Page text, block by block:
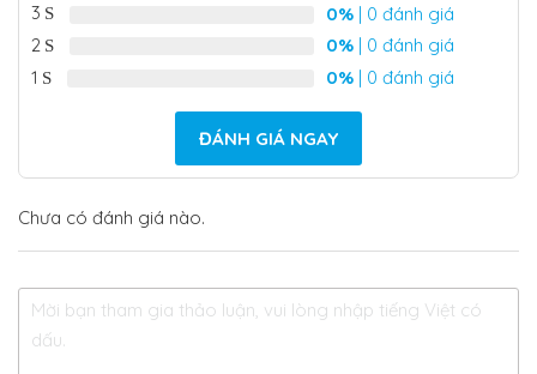
3
0% | 0 đánh giá
2
0% | 0 đánh giá
1
0% | 0 đánh giá
ĐÁNH GIÁ NGAY
Chưa có đánh giá nào.